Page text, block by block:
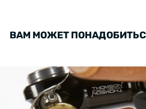
ВАМ МОЖЕТ